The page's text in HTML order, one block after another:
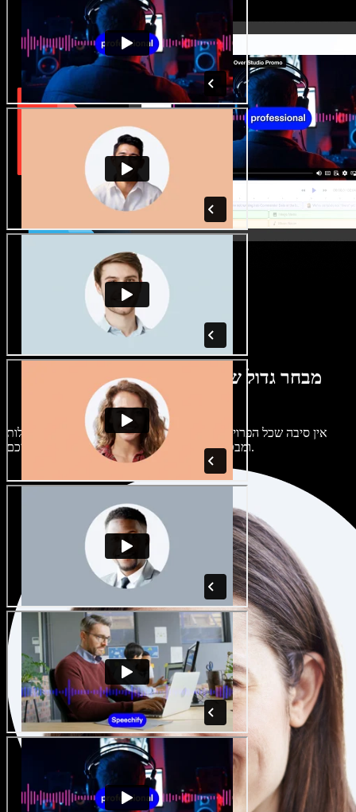
מבחר גדול של קולות נשים וגברים במגוון
מבטאים
אין סיבה שכל הפרויקטים יישמעו אותו דבר. בחרו מתוך מאות קולות
ומבטאים של בינה מלאכותית והתאימו אותם אליכם.